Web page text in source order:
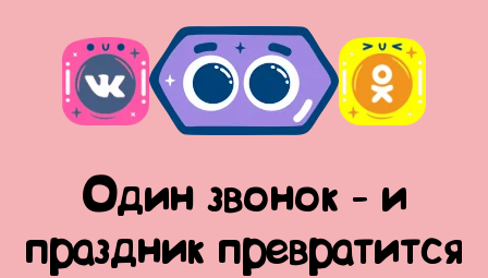
Один звонок - и
праздник превратится